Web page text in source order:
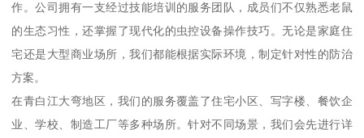
作。公司拥有一支经过技能培训的服务团队，成员们不仅熟悉老鼠
的生态习性，还掌握了现代化的虫控设备操作技巧。无论是家庭住
宅还是大型商业场所，我们都能根据实际环境，制定针对性的防治
方案。
在青白江大弯地区，我们的服务覆盖了住宅小区、写字楼、餐饮企
业、学校、制造工厂等多种场所。针对不同场景，我们会先进行详